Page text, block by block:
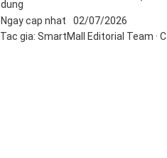
dung
Ngay cap nhat
02/07/2026
Tac gia: SmartMall Editorial Team ·